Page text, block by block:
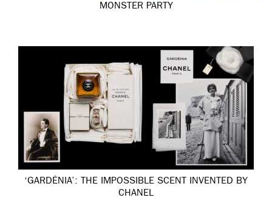
MONSTER PARTY
‘GARDÉNIA’: THE IMPOSSIBLE SCENT INVENTED BY
CHANEL